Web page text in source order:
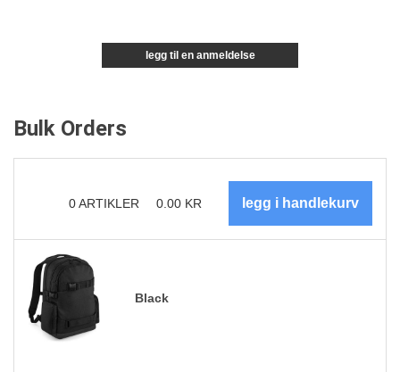
legg til en anmeldelse
Bulk Orders
0ARTIKLER 0.00 KR
Black